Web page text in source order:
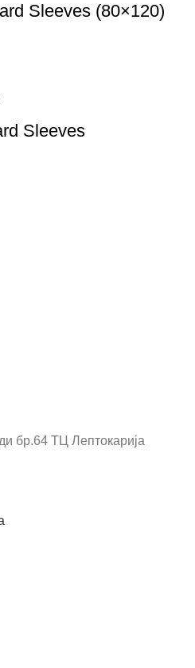
Sleeves (80×120)
Sleeves
бр.64 ТЦ Лептокарија